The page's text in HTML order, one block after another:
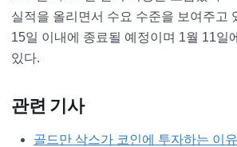
실적을 올리면서 수요 수준을 보여주고
15일 이내에 종료될 예정이며 1월 11일
있다.
관련 기사
골드만 삭스가 코인에 투자하는 이